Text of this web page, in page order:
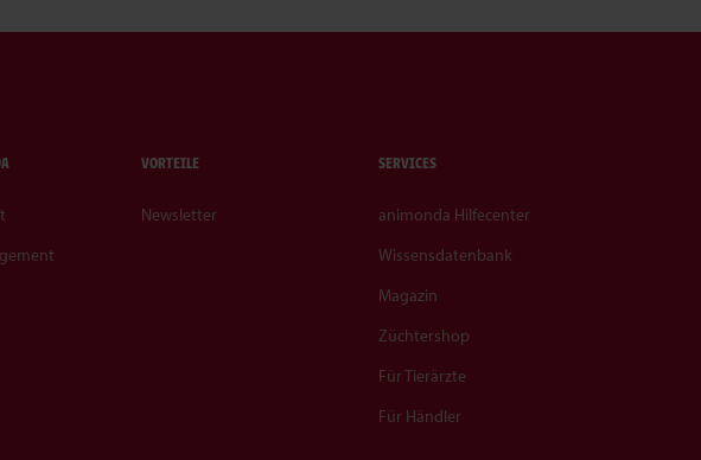
VORTEILE
Newsletter
SERVICES
animonda Hilfecenter
Wissensdatenbank
Magazin
Züchtershop
Für Tierärzte
Für Händler